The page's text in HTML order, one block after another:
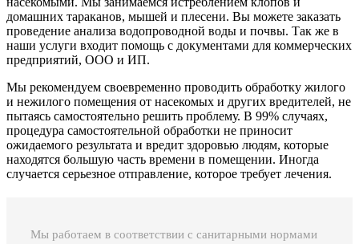
домашних тараканов, мышей и плесени. Вы можете заказать
проведение анализа водопроводной воды и почвы. Так же в
наши услуги входит помощь с документами для коммерческих
предприятий, ООО и ИП.
Мы рекомендуем своевременно проводить обработку жилого
и нежилого помещения от насекомых и других вредителей, не
пытаясь самостоятельно решить проблему. В 99% случаях,
процедура самостоятельной обработки не приносит
ожидаемого результата и вредит здоровью людям, которые
находятся большую часть времени в помещении. Иногда
случается серьезное отправление, которое требует лечения.
Мы работаем в соответствии с санитарными нормами